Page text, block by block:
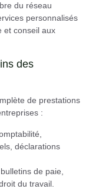
du réseau
personnalisés
et conseil aux
des
de prestations
:
déclarations
de paie,
du travail.